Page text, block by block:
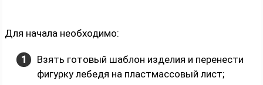
Для начала необходимо:
Взять готовый шаблон изделия и перенести
фигурку лебедя на пластмассовый лист;